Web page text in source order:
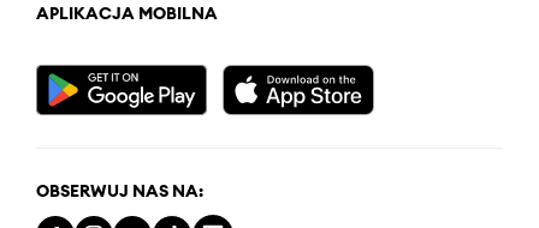
APLIKACJA MOBILNA
OBSERWUJ NAS NA: